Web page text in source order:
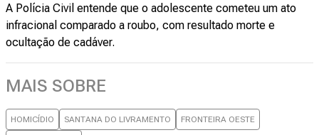
A Polícia Civil entende que o adolescente cometeu um ato
infracional comparado a roubo, com resultado morte e
ocultação de cadáver.
MAIS SOBRE
HOMICÍDIO SANTANA DO LIVRAMENTO FRONTEIRA OESTE